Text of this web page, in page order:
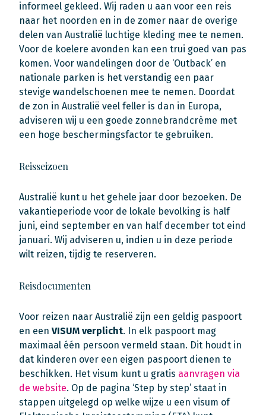
informeel gekleed. Wij raden u aan voor een reis
naar het noorden en in de zomer naar de overige
delen van Australië luchtige kleding mee te nemen.
Voor de koelere avonden kan een trui goed van pas
komen. Voor wandelingen door de ‘Outback’ en
nationale parken is het verstandig een paar
stevige wandelschoenen mee te nemen. Doordat
de zon in Australië veel feller is dan in Europa,
adviseren wij u een goede zonnebrandcrème met
een hoge beschermingsfactor te gebruiken.
Reisseizoen
Australië kunt u het gehele jaar door bezoeken. De
vakantieperiode voor de lokale bevolking is half
juni, eind september en van half december tot eind
januari. Wij adviseren u, indien u in deze periode
wilt reizen, tijdig te reserveren.
Reisdocumenten
Voor reizen naar Australië zijn een geldig paspoort
en een VISUM verplicht. In elk paspoort mag
maximaal één persoon vermeld staan. Dit houdt in
dat kinderen over een eigen paspoort dienen te
beschikken. Het visum kunt u gratis aanvragen via
de website. Op de pagina ‘Step by step’ staat in
stappen uitgelegd op welke wijze u een visum of